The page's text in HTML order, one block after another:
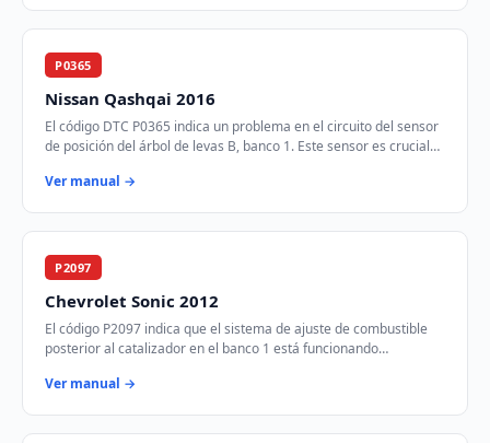
P0365
Nissan Qashqai 2016
El código DTC P0365 indica un problema en el circuito del sensor
de posición del árbol de levas B, banco 1. Este sensor es crucial
Ver manual →
P2097
Chevrolet Sonic 2012
El código P2097 indica que el sistema de ajuste de combustible
posterior al catalizador en el banco 1 está funcionando
Ver manual →